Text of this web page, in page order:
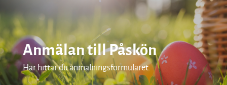
Anmälan till Påskön
Här hittar du anmälningsformuläret.